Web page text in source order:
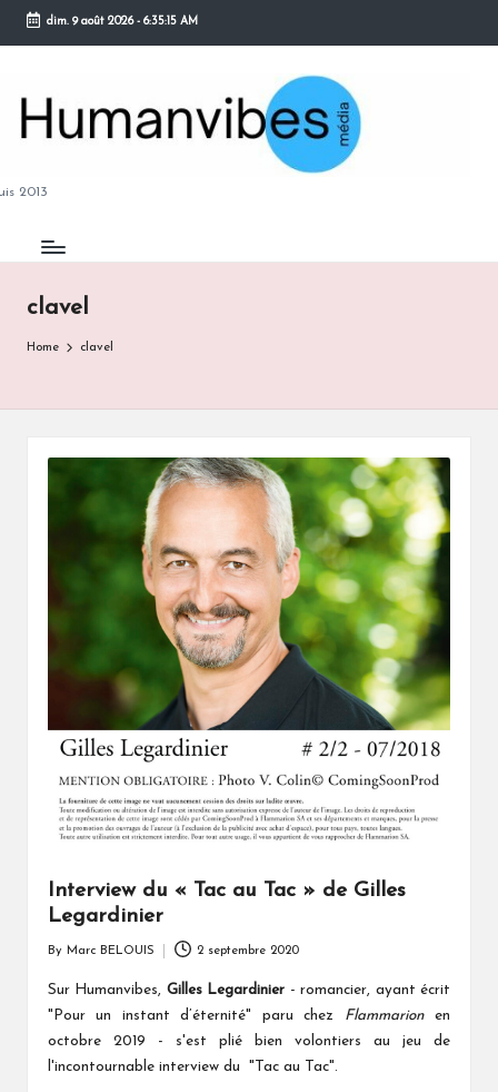
Skip
content
dim. 9 août 2026- 6:35:16 AM
2013
clavel
Home clavel
Interview du « Tac au Tac » de Gilles
Legardinier
by
By Marc BELOUIS 2 septembre 2020
Sur Humanvibes, Gilles Legardinier - romancier, ayant écrit
"Pour un instant d’éternité" paru chez Flammarionen
octobre 2019 - s'est plié bien volontiers au jeu de
l'incontournable interview du "Tac au Tac".